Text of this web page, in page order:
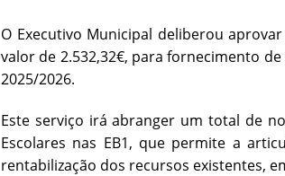
O Executivo Municipal deliberou
valor de 2.532,32€, para fornecimento
2025/2026.
Este serviço irá abranger um total de
Escolares nas EB1, que permite a
rentabilização dos recursos existentes,